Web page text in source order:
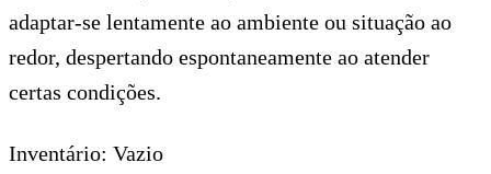
adaptar-se lentamente ao ambiente ou situação ao
redor, despertando espontaneamente ao atender
certas condições.
Inventário: Vazio